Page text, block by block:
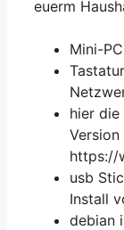
euerm
Mini-
hier
https://
usb
Install
debian